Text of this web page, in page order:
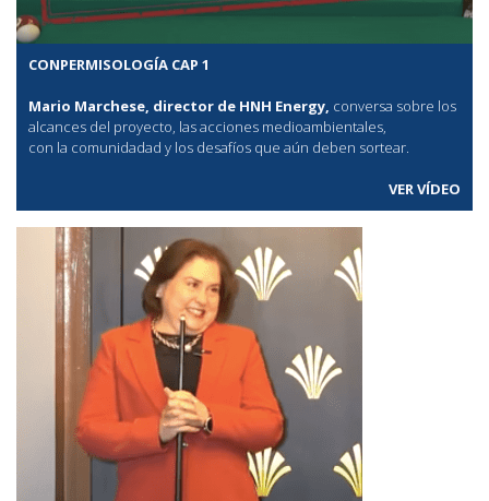
CONPERMISOLOGÍA CAP 1
Mario Marchese, director de HNH Energy, conversa sobre los
alcances del proyecto, las acciones medioambientales,
con la comunidadad y los desafíos que aún deben sortear.
VER VÍDEO